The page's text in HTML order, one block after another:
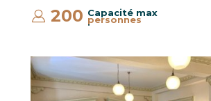
Capacité max
:
200 personnes
Salle du Conseil / CCI Mulhouse ©